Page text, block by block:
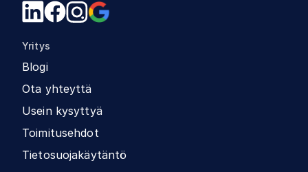
Yritys
Blogi
Ota yhteyttä
Usein kysyttyä
Toimitusehdot
Tietosuojakäytäntö